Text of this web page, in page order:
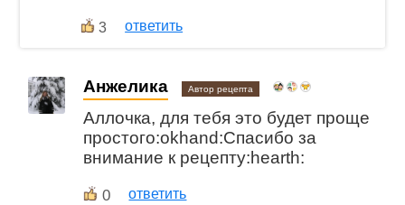
3 ответить
Анжелика Автор рецепта
Аллочка, для тебя это будет проще
простого:okhand:Спасибо за
внимание к рецепту:hearth:
0 ответить